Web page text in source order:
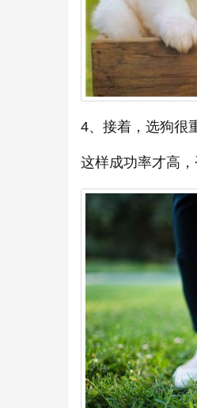
4、接着，选狗很
这样成功率才高，